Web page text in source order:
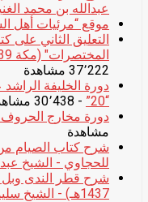
عبدالله بن محمد
موقع “مرئيات أهل
التعليق الثاني
المختصرات" (مكة 1439هـ) - الشيخ أحمد بن ناصر ا...
37٬222 مشاهدة
دورة الخليفة
“20”
- 30٬438 مشاهدة
دورة مخارج الحروف
مشاهدة
شرح كتاب الصيام من
للحجاوي - الشيخ
شرح قطر الندى وبل
1437هـ) - الشيخ سليمان العيوني